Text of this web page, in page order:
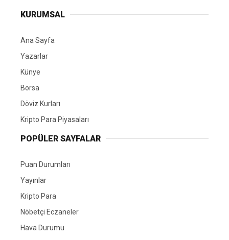
KURUMSAL
Ana Sayfa
Yazarlar
Künye
Borsa
Döviz Kurları
Kripto Para Piyasaları
POPÜLER SAYFALAR
Puan Durumları
Yayınlar
Kripto Para
Nöbetçi Eczaneler
Hava Durumu